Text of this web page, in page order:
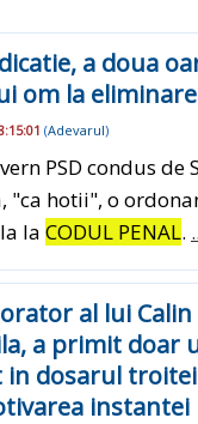
a doua
om la
(Adevarul)
PSD condus de
"ca hotii", o
la CODUL PENAL.
al lui
a primit doar
in dosarul
instantei